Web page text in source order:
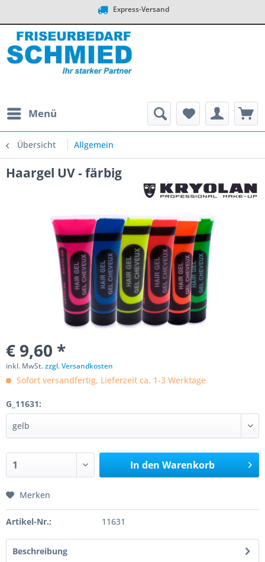
Express-Versand
Menü
Übersicht Allgemein
Haargel UV - färbig
€ 9,60 *
inkl. MwSt.zzgl. Versandkosten
Sofort versandfertig, Lieferzeit ca. 1-3 Werktage
G_11631:
In den Warenkorb
Merken
Artikel-Nr.: 11631
Beschreibung